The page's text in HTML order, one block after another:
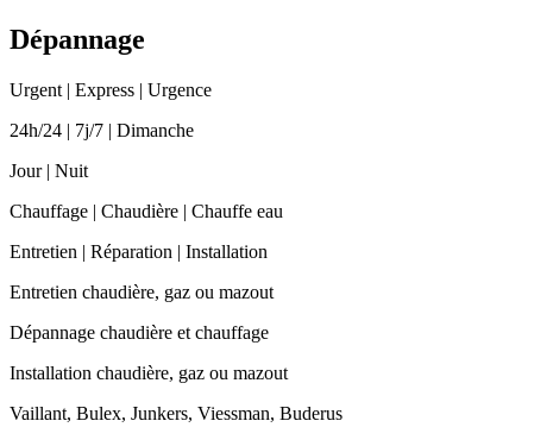
Dépannage
Urgent | Express | Urgence
24h/24 | 7j/7 | Dimanche
Jour | Nuit
Chauffage | Chaudière | Chauffe eau
Entretien | Réparation | Installation
Entretien chaudière, gaz ou mazout
Dépannage chaudière et chauffage
Installation chaudière, gaz ou mazout
Vaillant, Bulex, Junkers, Viessman, Buderus